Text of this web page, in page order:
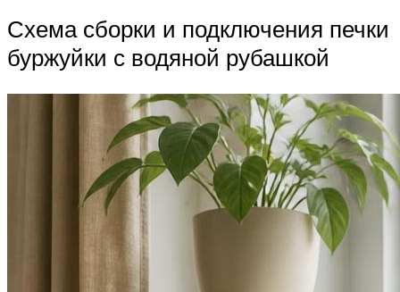
Схема сборки и подключения печки
буржуйки с водяной рубашкой